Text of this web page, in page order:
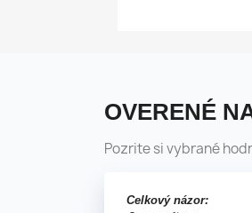
OVERENÉ
Pozrite si vybrané
Celkový názor: